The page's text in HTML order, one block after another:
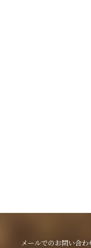
メールでのお問い合わ